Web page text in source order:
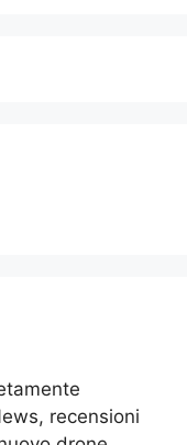
recensioni